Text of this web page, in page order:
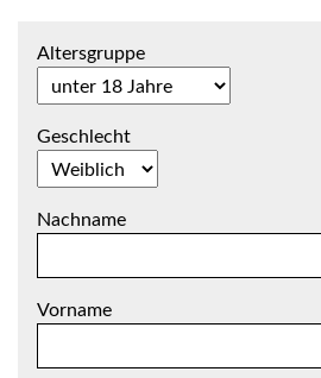
Altersgruppe
Geschlecht
Nachname
Vorname